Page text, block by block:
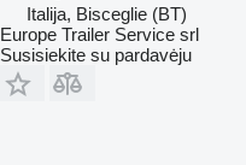
Italija, Bisceglie (BT)
Europe Trailer Service srl
Susisiekite su pardavėju